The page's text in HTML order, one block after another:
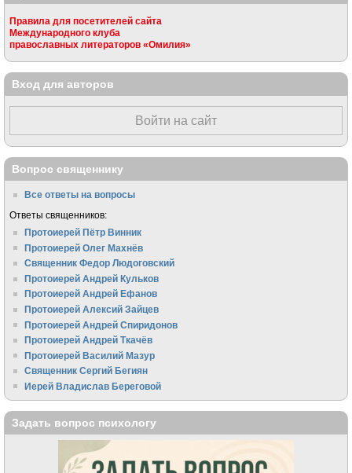
Правила для посетителей сайта
Международного клуба
православных литераторов «Омилия»
Вход для авторов
Войти на сайт
Вопрос священнику
Все ответы на вопросы
Ответы священников:
Протоиерей Пётр Винник
Протоиерей Олег Махнёв
Священник Федор Людоговский
Протоиерей Андрей Кульков
Протоиерей Андрей Ефанов
Протоиерей Алексий Зайцев
Протоиерей Андрей Спиридонов
Протоиерей Андрей Ткачёв
Протоиерей Василий Мазур
Священник Сергий Бегиян
Иерей Владислав Береговой
Задать вопрос психологу